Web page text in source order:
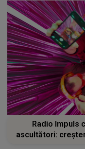
Radio Impuls
ascultători: